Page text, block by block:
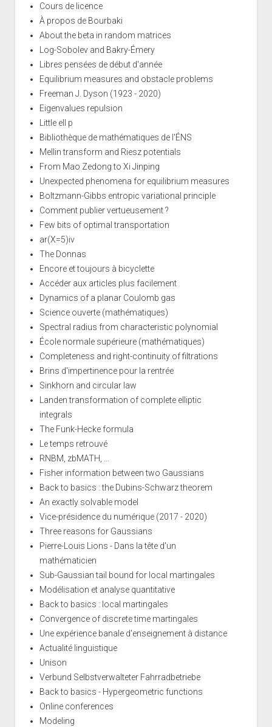
Cours de licence
À propos de Bourbaki
About the beta in random matrices
Log-Sobolev and Bakry-Émery
Libres pensées de début d'année
Equilibrium measures and obstacle problems
Freeman J. Dyson (1923 - 2020)
Eigenvalues repulsion
Little ell p
Bibliothèque de mathématiques de l'ÉNS
Mellin transform and Riesz potentials
From Mao Zedong to Xi Jinping
Unexpected phenomena for equilibrium measures
Boltzmann-Gibbs entropic variational principle
Comment publier vertueusement ?
Few bits of optimal transportation
ar(X=5)iv
The Donnas
Encore et toujours à bicyclette
Accéder aux articles plus facilement
Dynamics of a planar Coulomb gas
Science ouverte (mathématiques)
Spectral radius from characteristic polynomial
École normale supérieure (mathématiques)
Completeness and right-continuity of filtrations
Brins d'impertinence pour la rentrée
Sinkhorn and circular law
Landen transformation of complete elliptic
integrals
The Funk-Hecke formula
Le temps retrouvé
RNBM, zbMATH, ...
Fisher information between two Gaussians
Back to basics : the Dubins-Schwarz theorem
An exactly solvable model
Vice-présidence du numérique (2017 - 2020)
Three reasons for Gaussians
Pierre-Louis Lions - Dans la tête d'un
mathématicien
Sub-Gaussian tail bound for local martingales
Modélisation et analyse quantitative
Back to basics : local martingales
Convergence of discrete time martingales
Une expérience banale d'enseignement à distance
Actualité linguistique
Unison
Verbund Selbstverwalteter Fahrradbetriebe
Back to basics - Hypergeometric functions
Online conferences
Modeling